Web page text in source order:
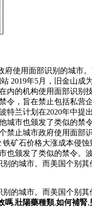
府使用面部识别的城市
2019年5月，旧金山
内的机构使用面部识
令，旨在禁止包括私营
兰计划在2020年中
市也颁发了类似的
禁止城市政府使用面
铁矿石价格大涨成本侵
颁发了类似的禁令。
的城市。而美国个别
的城市。而美国个别
嗎,壯陽藥種類,如何補腎,